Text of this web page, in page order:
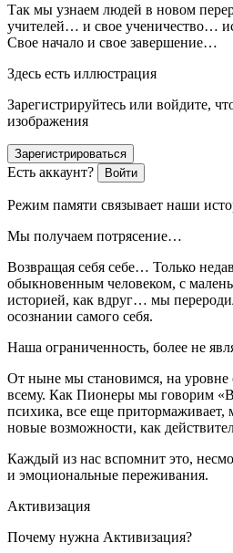
Так мы узнаем людей в новом
учителей… и свое ученичество…
Свое начало и свое завершение…
Здесь есть иллюстрация
Зарегистрируйтесь или войдите,
изображения
Зарегистрироваться
Есть аккаунт? Войти
Режим памяти связывает наши
Мы получаем потрясение…
Возвращая себя себе… Только
обыкновенным человеком, с
историей, как вдруг… мы
осознании самого себя.
Наша ограниченность, более не
От ныне мы становимся, на уровне
всему. Как Пионеры мы говорим
психика, все еще
новые возможности, как
Каждый из нас вспомнит это,
и эмоциональные переживания.
Активизация
Почему нужна Активизация?